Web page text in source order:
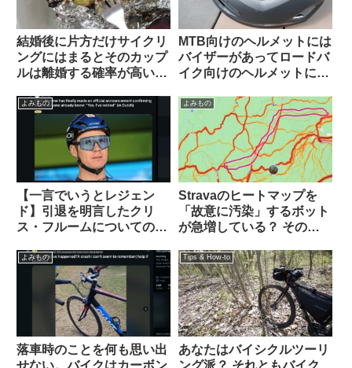
結婚後に片方だけサイクリ
ングにはまるとそのカップ
ルは離婚する確率が高い？
MTB向けのヘルメットには
バイザーがあってロードバ
イク向けのヘルメットにな
示板から）
よみもの
【一言でいうとレジェン
ド】引退を明言したクリ
ス・フルームについての海
る
よみもの
Stravaのヒートマップを
「故意に汚染」するボット
が急増している？ その背
板から）
よみもの
落車時のことを何も思い出
せない。バイクはカーボン
Tips & How-to
あなたはバイシクルツーリ
ング派？ それともバイク